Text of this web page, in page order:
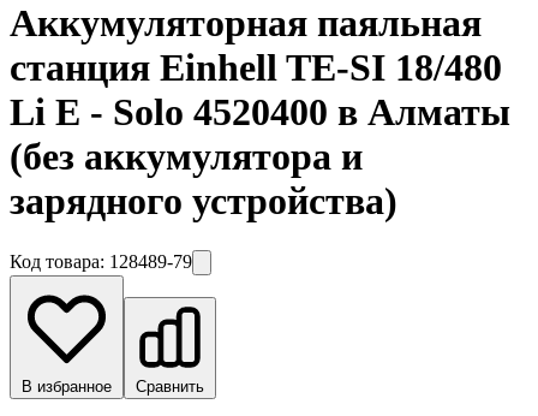
Аккумуляторная паяльная
станция Einhell TE-SI 18/480
Li E - Solo 4520400 в Алматы
(без аккумулятора и
зарядного устройства)
Код товара: 128489-79
В избранное Сравнить